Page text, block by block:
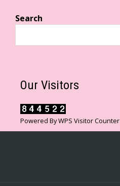
Search
Our Visitors
Powered ByWPS Visitor Counter